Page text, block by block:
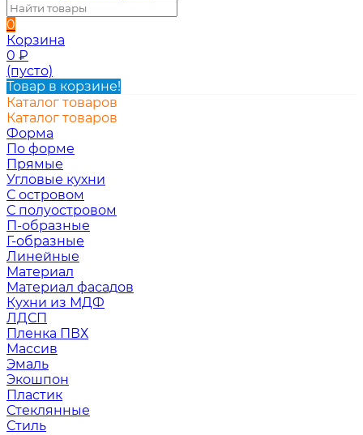
0
Корзина
0 ₽
(пусто)
Товар в корзине!
Каталог товаров
Каталог товаров
Форма
По форме
Прямые
Угловые кухни
С островом
С полуостровом
П-образные
Г-образные
Линейные
Материал
Материал фасадов
Кухни из МДФ
ЛДСП
Пленка ПВХ
Массив
Эмаль
Экошпон
Пластик
Стеклянные
Стиль